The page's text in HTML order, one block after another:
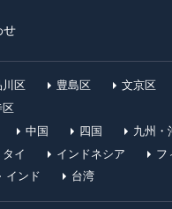
委託する業者に対して開示を
ッキー情報等を取得し、利用
ポリシーに従って取り扱われま
アクセスして、当該第三者に
せ
川区 豊島区 文京区
区
中国 四国 九州・
タイ インドネシア
フ
インド 台湾